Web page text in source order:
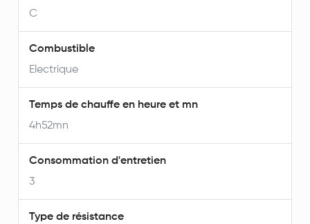
C
Combustible
Electrique
Temps de chauffe en heure et mn
4h52mn
Consommation d'entretien
3
Type de résistance